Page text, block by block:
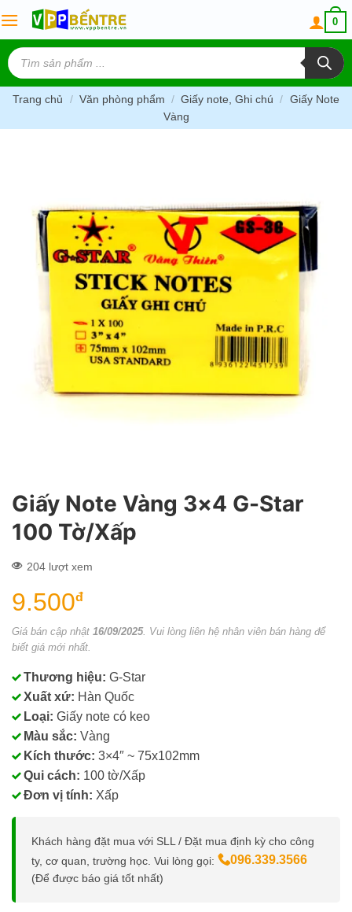
to
content
0
Tìm
kiếm
sản
phẩm
Trang chủ / Văn phòng phẩm / Giấy note, Ghi chú / Giấy Note
Vàng
Giấy Note Vàng 3×4 G-Star
100 Tờ/Xấp
204 lượt xem
9.500đ
Giá bán cập nhật 16/09/2025. Vui lòng liên hệ nhân viên bán hàng để
biết giá mới nhất.
Thương hiệu: G-Star
Xuất xứ: Hàn Quốc
Loại: Giấy note có keo
Màu sắc: Vàng
Kích thước: 3×4″ ~ 75x102mm
Qui cách: 100 tờ/Xấp
Đơn vị tính: Xấp
Khách hàng đặt mua với SLL / Đặt mua định kỳ cho công
ty, cơ quan, trường học. Vui lòng gọi:
096.339.3566
(Để được báo giá tốt nhất)